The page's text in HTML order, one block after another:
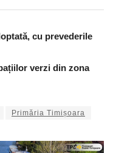
cu prevederile
verzi din zona
Primăria Timișoara